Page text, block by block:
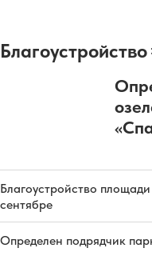
Благоустройство
Благоустройство
сентябре
Определен подрядчик